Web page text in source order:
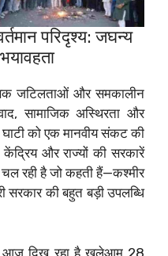
परिदृश्य: जघन्य
जटिलताओं और समकालीन
सामाजिक अस्थिरता और
को एक मानवीय संकट की
और राज्यों की सरकारें
चल रही है जो कहती हैं—कश्मीर
सरकार की बहुत बड़ी उपलब्धि
आज दिख रहा है खुलेआम 28